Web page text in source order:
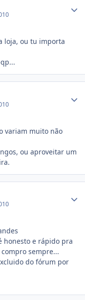
loja, ou tu importa
variam muito não
ou aproveitar um
honesto e rápido pra
sempre...
do fórum por